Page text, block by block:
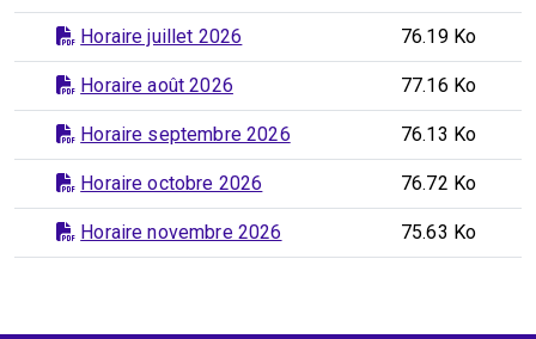
Horaire juillet 2026 76.19 Ko
Horaire août 2026 77.16 Ko
Horaire septembre 2026 76.13 Ko
Horaire octobre 2026 76.72 Ko
Horaire novembre 2026 75.63 Ko